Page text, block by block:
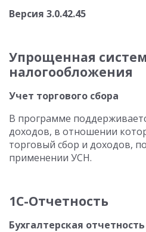
Версия 3.0.42.45
Упрощенная
налогообложения
Учет торгового сбора
В программе
доходов, в отношении
торговый сбор и доходов,
применении УСН.
1С-Отчетность
Бухгалтерская отчетность